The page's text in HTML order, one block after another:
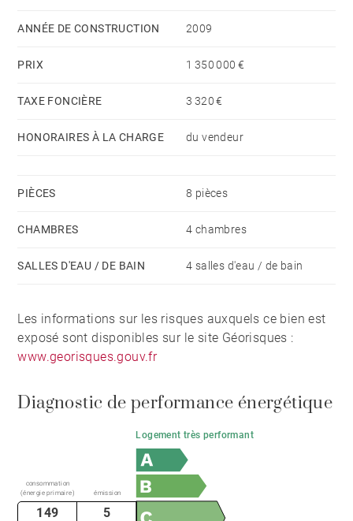
tout en bénéficiant d'une totale intimité.
Une grande cave et un garage double viennent
ANNÉE DE CONSTRUCTION 2009
PRIX 1 350 000 €
TAXE FONCIÈRE 3 320 €
HONORAIRES À LA CHARGE du vendeur
PIÈCES 8 pièces
CHAMBRES 4 chambres
SALLES D'EAU / DE BAIN 4 salles d'eau / de bain
Les informations sur les risques auxquels ce bien est
exposé sont disponibles sur le site Géorisques :
www.georisques.gouv.fr
Diagnostic de performance énergétique
Logement très performant
consommation
(énergie primaire)
émission
149 5